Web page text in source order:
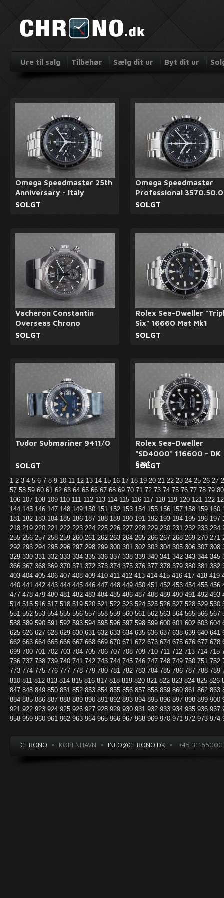
Ure til salg Tilbehør Sælg dit ur Byt dit ur
Omega Speedmaster 25th
Anniversary - Italy
SOLGT
Omega Speedmaster
Professional
SOLGT
Vacheron Constantin
Overseas Chrono
SOLGT
Rolex Sea-Dweller
Six" 16660 Mat Mk1
SOLGT
Tudor Submariner 9411/0
SOLGT
Rolex Sea-Dweller
"SD4000" 116600 - DK
Sæt
SOLGT
1 2 3 4 5 6 7 8 9 10 11 12 13 14 15 16 17 18 19 20 21 22 23 24 25 26 27
57 58 59 60 61 62 63 64 65 66 67 68 69 70 71 72 73 74 75 76 77 78 79
106 107 108 109 110 111 112 113 114 115 116 117 118 119 120 121 122
144 145 146 147 148 149 150 151 152 153 154 155 156 157 158 159 160
181 182 183 184 185 186 187 188 189 190 191 192 193 194 195 196 197
218 219 220 221 222 223 224 225 226 227 228 229 230 231 232 233 234
255 256 257 258 259 260 261 262 263 264 265 266 267 268 269 270 271
292 293 294 295 296 297 298 299 300 301 302 303 304 305 306 307 308
329 330 331 332 333 334 335 336 337 338 339 340 341 342 343 344 345
366 367 368 369 370 371 372 373 374 375 376 377 378 379 380 381 382
403 404 405 406 407 408 409 410 411 412 413 414 415 416 417 418 419
440 441 442 443 444 445 446 447 448 449 450 451 452 453 454 455 456
477 478 479 480 481 482 483 484 485 486 487 488 489 490 491 492 493
514 515 516 517 518 519 520 521 522 523 524 525 526 527 528 529 530
551 552 553 554 555 556 557 558 559 560 561 562 563 564 565 566 567
588 589 590 591 592 593 594 595 596 597 598 599 600 601 602 603 604
625 626 627 628 629 630 631 632 633 634 635 636 637 638 639 640 641
662 663 664 665 666 667 668 669 670 671 672 673 674 675 676 677 678
699 700 701 702 703 704 705 706 707 708 709 710 711 712 713 714 715
736 737 738 739 740 741 742 743 744 745 746 747 748 749 750 751 752
773 774 775 776 777 778 779 780 781 782 783 784 785 786 787 788 789
810 811 812 813 814 815 816 817 818 819 820 821 822 823 824 825 826
847 848 849 850 851 852 853 854 855 856 857 858 859 860 861 862 863
884 885 886 887 888 889 890 891 892 893 894 895 896 897 898 899 900
921 922 923 924 925 926 927 928 929 930 931 932 933 934 935 936 937
958 959 960 961 962 963 964 965 966 967 968 969 970 971 972 973 974
CHRONO • KØBENHAVN • INFO@CHRONO.DK • +45 31165000